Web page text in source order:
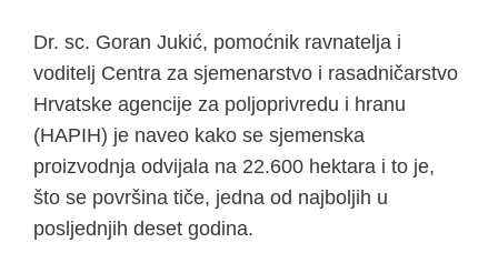
Dr. sc. Goran Jukić, pomoćnik ravnatelja i
voditelj Centra za sjemenarstvo i rasadničarstvo
Hrvatske agencije za poljoprivredu i hranu
(HAPIH) je naveo kako se sjemenska
proizvodnja odvijala na 22.600 hektara i to je,
što se površina tiče, jedna od najboljih u
posljednjih deset godina.